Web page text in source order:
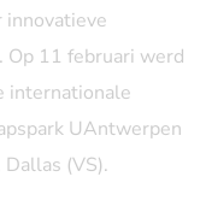
11 februari werd
internationale
UAntwerpen
(VS).